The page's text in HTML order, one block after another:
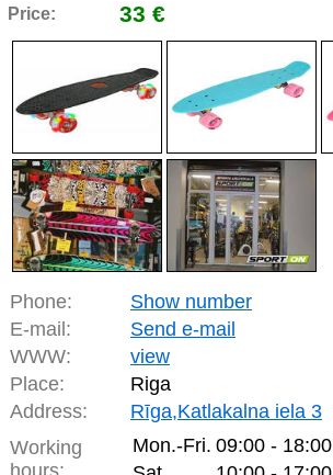
Price: 33 €
Phone:
Show number
E-mail:
Send e-mail
WWW:
view
Place:
Riga
Address:
Rīga,Katlakalna iela 3
Working
Mon.-Fri. 09:00 - 18:00